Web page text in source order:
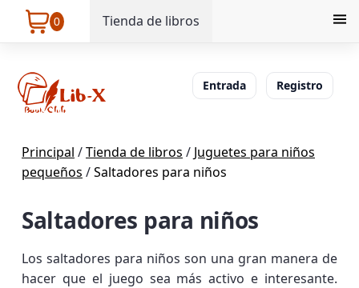
0 Tienda de libros
Entrada Registro
Principal /Tienda de libros / Juguetes para niños
pequeños /Saltadores para niños
Saltadores para niños
Los saltadores para niños son una gran manera de
hacer que el juego sea más activo e interesante.